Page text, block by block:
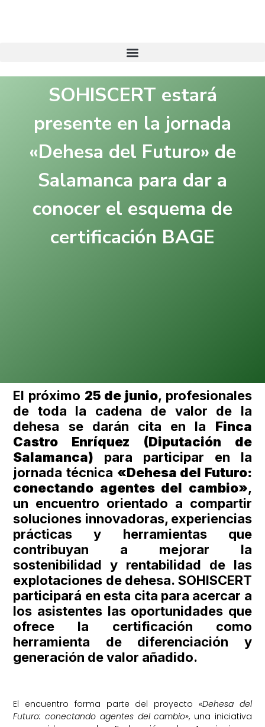
SOHISCERT estará
presente en la jornada
«Dehesa del Futuro» de
Salamanca para dar a
conocer el esquema de
certificación BAGE
El próximo 25 de junio, profesionales
de toda la cadena de valor de la
dehesa se darán cita en la Finca
Castro Enríquez (Diputación de
Salamanca) para participar en la
jornada técnica «Dehesa del Futuro:
conectando agentes del cambio»,
un encuentro orientado a compartir
soluciones innovadoras, experiencias
prácticas y herramientas que
contribuyan a mejorar la
sostenibilidad y rentabilidad de las
explotaciones de dehesa. SOHISCERT
participará en esta cita para acercar a
los asistentes las oportunidades que
ofrece la certificación como
herramienta de diferenciación y
generación de valor añadido.
El encuentro forma parte del proyecto «Dehesa del
Futuro: conectando agentes del cambio», una iniciativa